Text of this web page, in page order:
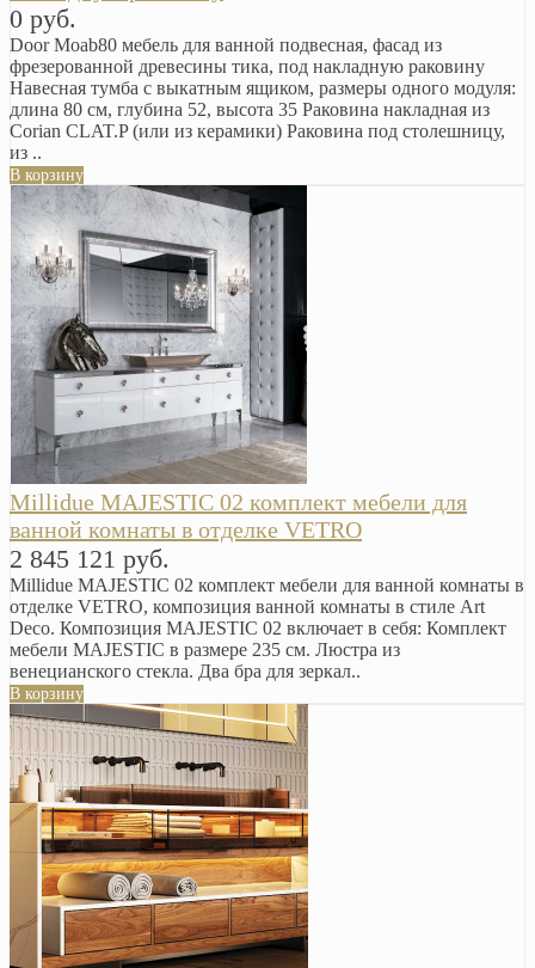
0 руб.
Door Moab80 мебель для ванной подвесная, фасад из
фрезерованной древесины тика, под накладную раковину
Навесная тумба с выкатным ящиком, размеры одного модуля:
длина 80 см, глубина 52, высота 35 Раковина накладная из
Corian CLAT.P (или из керамики) Раковина под столешницу,
из ..
В корзину
Millidue MAJESTIC 02 комплект мебели для
ванной комнаты в отделке VETRO
2 845 121 руб.
Millidue MAJESTIC 02 комплект мебели для ванной комнаты в
отделке VETRO, композиция ванной комнаты в стиле Art
Deco. Композиция MAJESTIC 02 включает в себя: Комплект
мебели MAJESTIC в размере 235 см. Люстра из
венецианского стекла. Два бра для зеркал..
В корзину